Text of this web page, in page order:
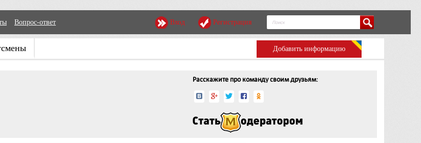
Вопрос-ответ Вход Регистрация
Добавить информацию
Расскажите про команду своим друзьям: